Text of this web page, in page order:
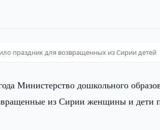
праздник для возвращенных из Сирии детей
Министерство дошкольного
из Сирии женщины и дети